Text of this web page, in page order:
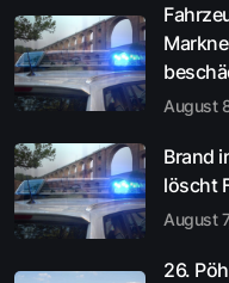
August
Brand
löscht
August
26.